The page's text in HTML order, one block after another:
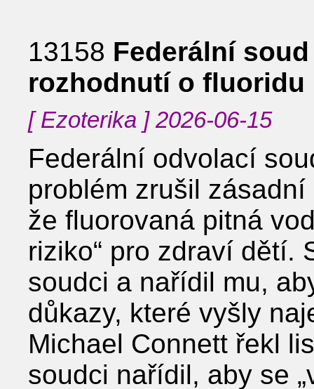
13158 Federální
rozhodnutí o fluoridu
[ Ezoterika ] 2026-06-15
Federální odvolací
problém zrušil
že fluorovaná pitná
riziko“ pro zdraví dětí.
soudci a nařídil mu,
důkazy, které vyšly
Michael Connett řekl
soudci nařídil, aby se